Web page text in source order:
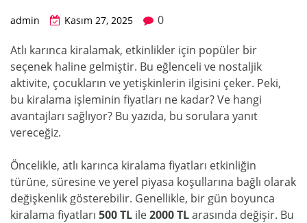
admin Kasım 27, 2025
0
Atlı karınca kiralamak, etkinlikler için popüler bir
seçenek haline gelmiştir. Bu eğlenceli ve nostaljik
aktivite, çocukların ve yetişkinlerin ilgisini çeker. Peki,
bu kiralama işleminin fiyatları ne kadar? Ve hangi
avantajları sağlıyor? Bu yazıda, bu sorulara yanıt
vereceğiz.
Öncelikle, atlı karınca kiralama fiyatları etkinliğin
türüne, süresine ve yerel piyasa koşullarına bağlı olarak
değişkenlik gösterebilir. Genellikle, bir gün boyunca
kiralama fiyatları 500 TL ile2000 TLarasında değişir. Bu